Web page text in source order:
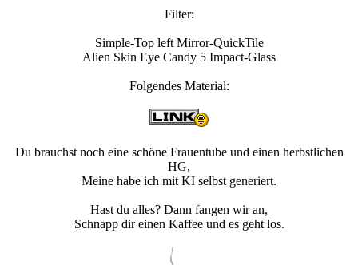
Filter:
Simple-Top left Mirror-QuickTile
Alien Skin Eye Candy 5 Impact-Glass
Folgendes Material:
Du brauchst noch eine schöne Frauentube und einen herbstlichen
HG,
Meine habe ich mit KI selbst generiert.
Hast du alles? Dann fangen wir an,
Schnapp dir einen Kaffee und es geht los.